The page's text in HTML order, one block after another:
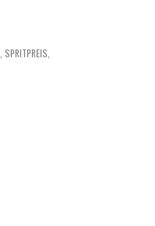
SPRITPREIS